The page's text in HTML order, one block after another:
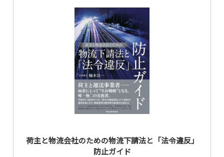
荷主と物流会社のための物流下請法と「法令違反」
防止ガイド